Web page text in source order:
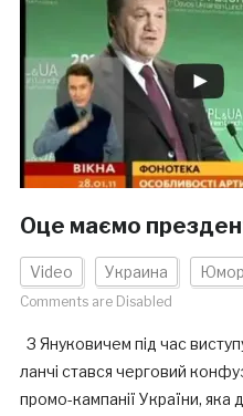
Оце маємо
Video Украина Юмор
Comments are Disabled
З Януковичем під час
ланчі стався черговий
промо-кампанії України, яка